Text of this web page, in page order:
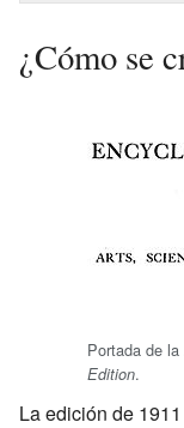
¿Cómo se
Portada de la
Edition.
La edición de